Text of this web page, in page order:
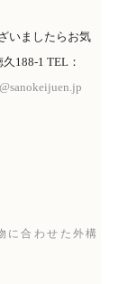
いましたらお気
188-1 TEL：
に合わせた外構